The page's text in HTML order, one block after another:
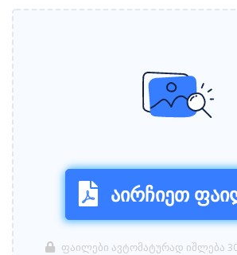
აირჩიეთ
ფაილები ავტომატურად იშლება